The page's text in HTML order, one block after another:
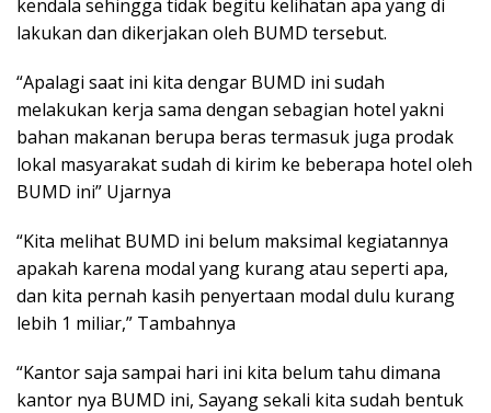
kendala sehingga tidak begitu kelihatan apa yang di
lakukan dan dikerjakan oleh BUMD tersebut.
“Apalagi saat ini kita dengar BUMD ini sudah
melakukan kerja sama dengan sebagian hotel yakni
bahan makanan berupa beras termasuk juga prodak
lokal masyarakat sudah di kirim ke beberapa hotel oleh
BUMD ini” Ujarnya
“Kita melihat BUMD ini belum maksimal kegiatannya
apakah karena modal yang kurang atau seperti apa,
dan kita pernah kasih penyertaan modal dulu kurang
lebih 1 miliar,” Tambahnya
“Kantor saja sampai hari ini kita belum tahu dimana
kantor nya BUMD ini, Sayang sekali kita sudah bentuk